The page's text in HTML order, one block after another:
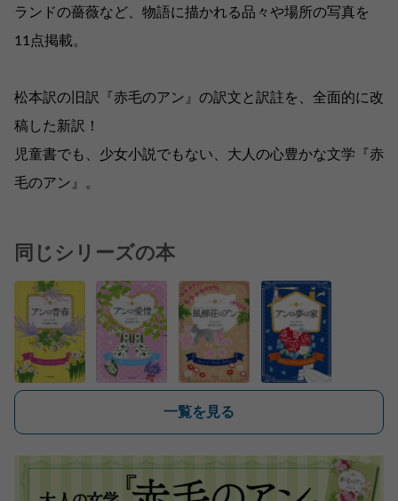
ランドの薔薇など、物語に描かれる品々や場所の写真を
11点掲載。
松本訳の旧訳『赤毛のアン』の訳文と訳註を、全面的に改
稿した新訳！
児童書でも、少女小説でもない、大人の心豊かな文学『赤
毛のアン』。
同じシリーズの本
一覧を見る